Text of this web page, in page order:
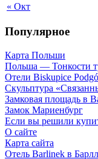
« Окт
Популярное
Карта Польши
Польша — Тонкости
Отели Biskupice
Скульптура
Замковая площадь в
Замок Мариенбург
Если вы решили
О сайте
Карта сайта
Отель Barlinek в